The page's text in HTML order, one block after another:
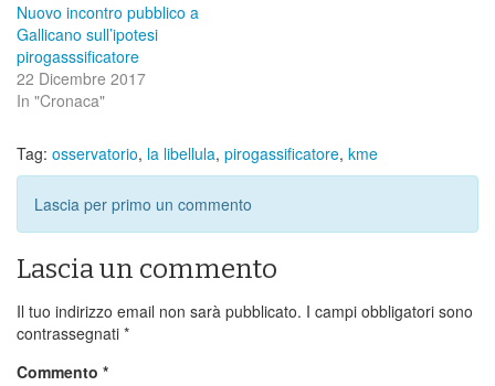
Nuovo incontro pubblico a
Gallicano sull’ipotesi
pirogasssificatore
22 Dicembre 2017
In "Cronaca"
Tag: osservatorio, la libellula, pirogassificatore, kme
Lascia per primo un commento
Lascia un commento
Il tuo indirizzo email non sarà pubblicato. I campi obbligatori sono
contrassegnati *
Commento *